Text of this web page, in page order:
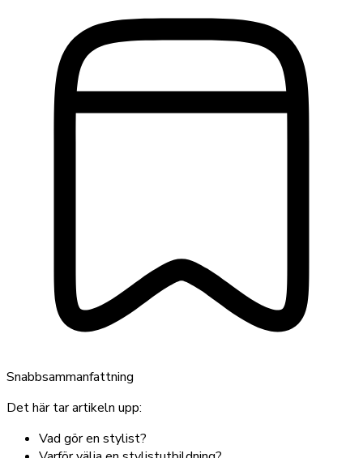
Snabbsammanfattning
Det här tar artikeln upp:
Vad gör en stylist?